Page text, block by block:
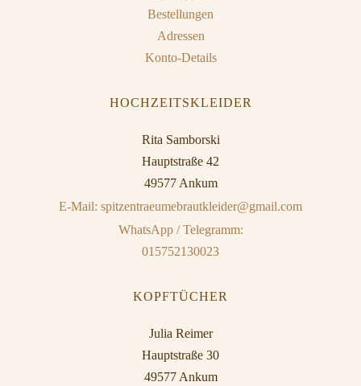
Bestellungen
Adressen
Konto-Details
HOCHZEITSKLEIDER
Rita Samborski
Hauptstraße 42
49577 Ankum
E-Mail: spitzentraeumebrautkleider@gmail.com
WhatsApp / Telegramm:
015752130023
KOPFTÜCHER
Julia Reimer
Hauptstraße 30
49577 Ankum